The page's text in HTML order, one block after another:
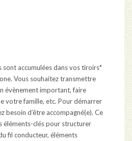
accumulées dans vos tiroirs*
Vous souhaitez transmettre
évènement important, faire
votre famille, etc. Pour démarrer
besoin d’être accompagné(e). Ce
éléments-clés pour structurer
fil conducteur, éléments